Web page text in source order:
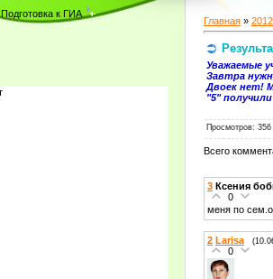
Подготовка к ГИА
Главная » 2012
Уважаемые
Завтра
Двоек нет!
"5"
Просмотров:
Всего
3 Ксения
0
меня по
2 Larisa
0